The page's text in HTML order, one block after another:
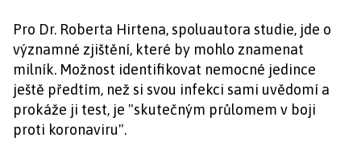
Pro Dr. Roberta Hirtena, spoluautora studie, jde o
významné zjištění, které by mohlo znamenat
milník. Možnost identifikovat nemocné jedince
ještě předtím, než si svou infekci sami uvědomí a
prokáže ji test, je "skutečným průlomem v boji
proti koronaviru".